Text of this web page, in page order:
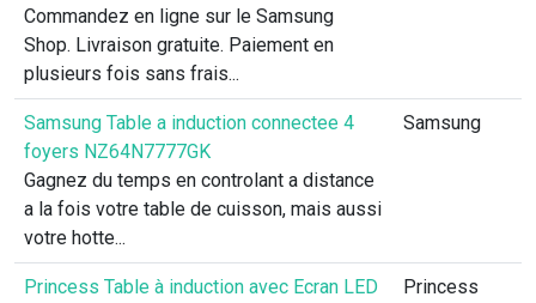
Commandez en ligne sur le Samsung
Shop. Livraison gratuite. Paiement en
plusieurs fois sans frais...
Samsung Table a induction connectee 4
foyers NZ64N7777GK
Gagnez du temps en controlant a distance
a la fois votre table de cuisson, mais aussi
votre hotte...
Samsung
Princess Table à induction avec Ecran LED
Princess